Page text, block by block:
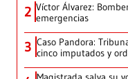
2 Víctor Álvarez:
emergencias
3 Caso Pandora:
cinco imputados y